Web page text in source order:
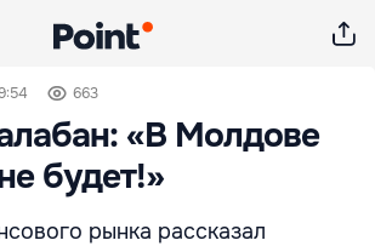
663
«В Молдове
будет!»
рынка рассказал